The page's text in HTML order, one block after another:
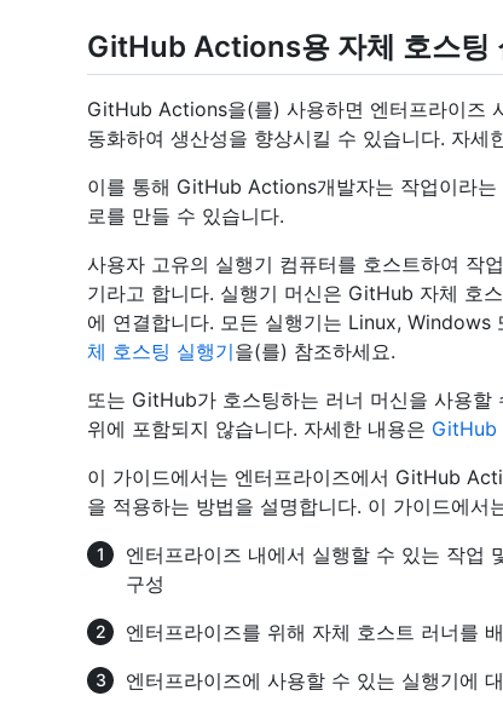
GitHub Actions용 자체 호스팅
GitHub Actions을(를) 사용하면 엔터프라이즈
동화하여 생산성을 향상시킬 수 있습니다. 자세
이를 통해 GitHub Actions개발자는 작업이라
로를 만들 수 있습니다.
사용자 고유의 실행기 컴퓨터를 호스트하여 작
기라고 합니다. 실행기 머신은 GitHub 자체 호
에 연결합니다. 모든 실행기는 Linux, Windows
체 호스팅 실행기을(를) 참조하세요.
또는 GitHub가 호스팅하는 러너 머신을 사용
위에 포함되지 않습니다. 자세한 내용은 GitHub
이 가이드에서는 엔터프라이즈에서 GitHub
을 적용하는 방법을 설명합니다. 이 가이드에서
엔터프라이즈 내에서 실행할 수 있는 작업
구성
엔터프라이즈를 위해 자체 호스트 러너를
엔터프라이즈에 사용할 수 있는 실행기에